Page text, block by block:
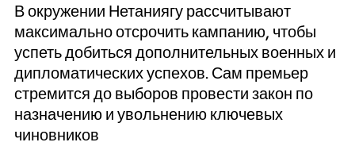
В окружении Нетаниягу рассчитывают
максимально отсрочить кампанию, чтобы
успеть добиться дополнительных военных и
дипломатических успехов. Сам премьер
стремится до выборов провести закон по
назначению и увольнению ключевых
чиновников